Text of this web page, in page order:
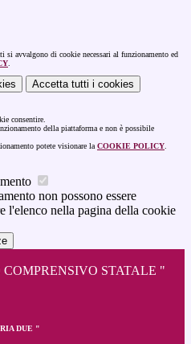
avvalgono di cookie necessari al funzionamento ed
Accetta tutti i cookies
consentire.
della piattaforma e non è possibile
potete visionare la COOKIE POLICY
non possono essere
l'elenco nella pagina della cookie
STATALE "
DUE "